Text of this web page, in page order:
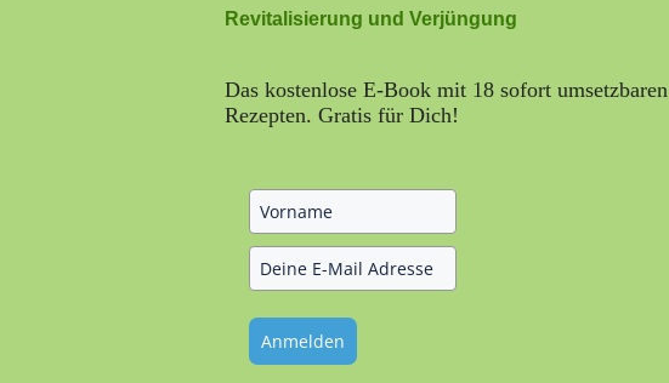
Revitalisierung und Verjüngung
Das kostenlose E-Book mit 18 sofort umsetzbaren
Rezepten. Gratis für Dich!
Anmelden